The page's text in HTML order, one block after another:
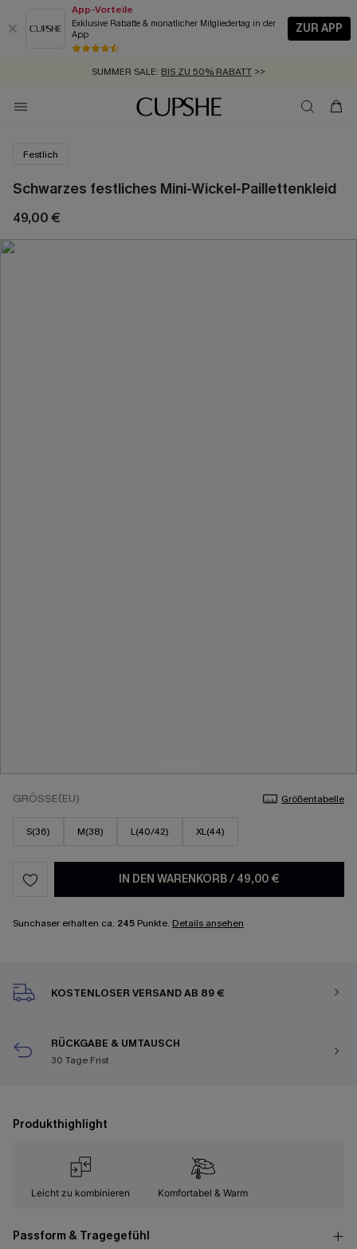
App-Vorteile
Exklusive Rabatte & monatlicher Mitgliedertag in der
App
ZUR APP
GRATIS MASSBAND MIT JEDEM SCHNELLVERSAND-ARTIKEL >>
SUMMER SALE: BIS ZU 50% RABATT >>
ZUM NEWSLETTER:BIS ZU -20% EXTRA ERHALTEN
KOSTENLOSER VERSAND AB 89 €
Festlich
Schwarzes festliches Mini-Wickel-Paillettenkleid
49,00 €
GRÖSSE(EU) Größentabelle
S(36) M(38) L(40/42) XL(44)
IN DEN WARENKORB/ 49,00 €
Sunchaser erhalten ca. 245 Punkte. Details ansehen
KOSTENLOSER VERSAND AB 89 €
RÜCKGABE & UMTAUSCH
30 Tage Frist
Produkthighlight
Leicht zu kombinieren Komfortabel & Warm
Passform & Tragegefühl